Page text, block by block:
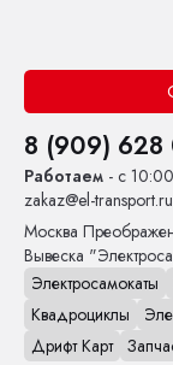
8 (909) 628
Работаем - с
zakaz@el-transport.ru
Москва
Вывеска
Электросамокаты
Квадроциклы
Дрифт Карт